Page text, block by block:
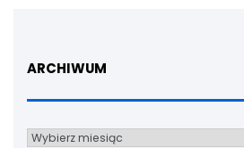
ARCHIWUM
Archiwum